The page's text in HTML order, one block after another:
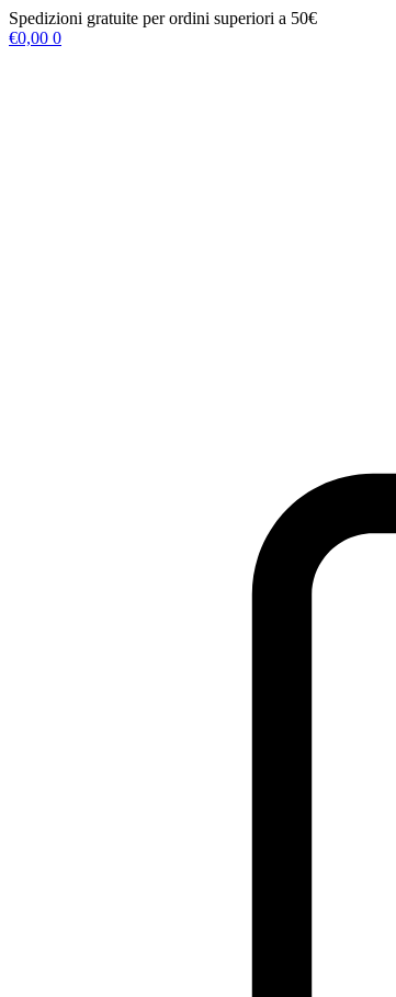
Vai
al
Spedizioni gratuite per ordini superiori a 50€
€0,00 0